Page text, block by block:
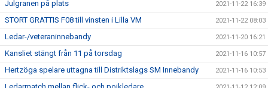
Julgranen på plats 2021-11-22 16:39
STORT GRATTIS F08 till vinsten i Lilla VM 2021-11-22 08:03
Ledar-/veteraninnebandy 2021-11-20 16:21
Kansliet stängt från 11 på torsdag 2021-11-16 10:57
Hertzöga spelare uttagna till Distriktslags SM Innebandy 2021-11-16 10:53